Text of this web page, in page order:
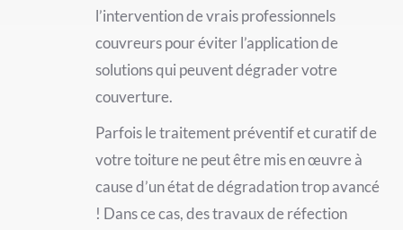
l’intervention de vrais professionnels
couvreurs pour éviter l’application de
solutions qui peuvent dégrader votre
couverture.
Parfois le traitement préventif et curatif de
votre toiture ne peut être mis en œuvre à
cause d’un état de dégradation trop avancé
! Dans ce cas, des travaux de réfection